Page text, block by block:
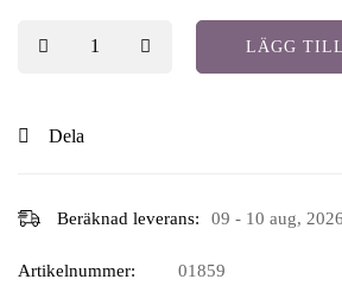
LÄGG
Dela
Beräknad leverans: 09 - 10 aug, 2026
Artikelnummer: 01859